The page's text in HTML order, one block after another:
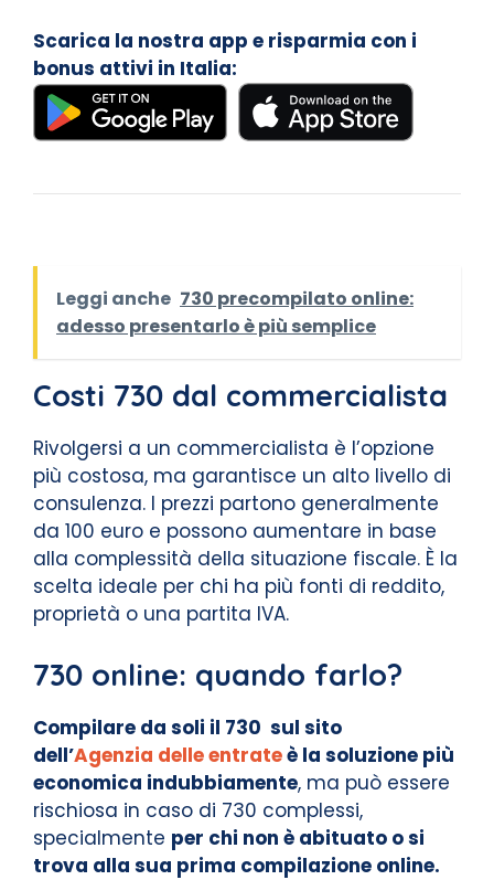
Scarica la nostra app e risparmia con i
bonus attivi in Italia:
Leggi anche 730 precompilato online:
adesso presentarlo è più semplice
Costi 730 dal commercialista
Rivolgersi a un commercialista è l’opzione
più costosa, ma garantisce un alto livello di
consulenza. I prezzi partono generalmente
da 100 euro e possono aumentare in base
alla complessità della situazione fiscale. È la
scelta ideale per chi ha più fonti di reddito,
proprietà o una partita IVA.
730 online: quando farlo?
Compilare da soli il 730 sul sito
dell’Agenzia delle entrateè la soluzione più
economica indubbiamente, ma può essere
rischiosa in caso di 730 complessi,
specialmente per chi non è abituato o si
trova alla sua prima compilazione online.